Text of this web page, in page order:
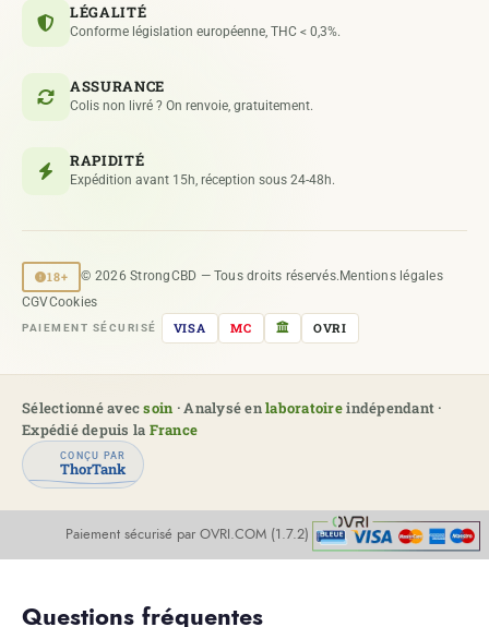
LÉGALITÉ
Conforme législation européenne, THC < 0,3%.
ASSURANCE
Colis non livré ? On renvoie, gratuitement.
RAPIDITÉ
Expédition avant 15h, réception sous 24-48h.
18+ © 2026 StrongCBD — Tous droits réservés. Mentions légales
CGVCookies
PAIEMENT SÉCURISÉ VISA MC OVRI
Sélectionné avecsoin · Analysé enlaboratoireindépendant ·
Expédié depuis la France
CONÇU PAR
ThorTank
Paiement sécurisé par OVRI.COM (1.7.2)
Questions fréquentes